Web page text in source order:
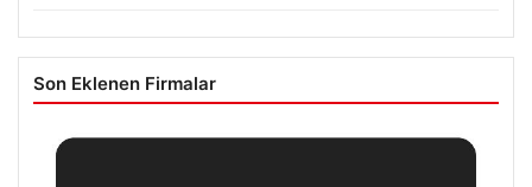
Son Eklenen Firmalar